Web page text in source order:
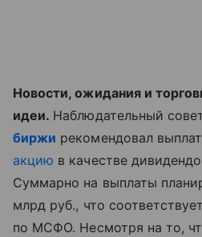
Новости, ожидания и
идеи. Наблюдательный
биржи рекомендовал
акцию в качестве
Суммарно на выплаты
млрд руб., что
по МСФО. Несмотря на то,